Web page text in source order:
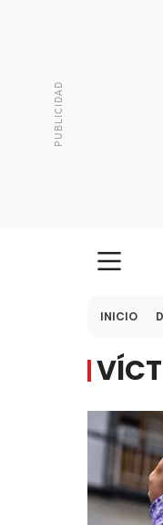
INICIO